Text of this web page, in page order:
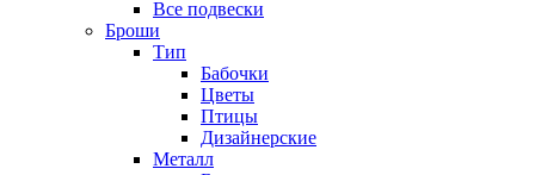
Все подвески
Броши
Тип
Бабочки
Цветы
Птицы
Дизайнерские
Металл